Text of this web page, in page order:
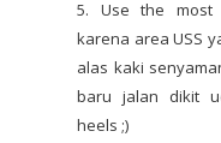
5. Use the most
karena area USS
alas kaki
baru jalan dikit
heels ;)